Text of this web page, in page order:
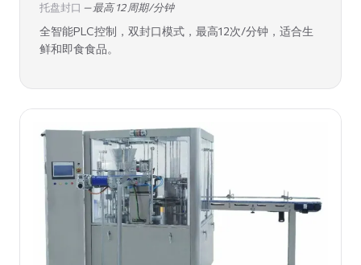
托盘封口 — 最高 12 周期/分钟
全智能PLC控制，双封口模式，最高12次/分钟，适合生
鲜和即食食品。